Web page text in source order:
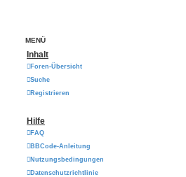
MENÜ
Inhalt
Foren-Übersicht
Suche
Registrieren
Hilfe
FAQ
BBCode-Anleitung
Nutzungsbedingungen
Datenschutzrichtlinie